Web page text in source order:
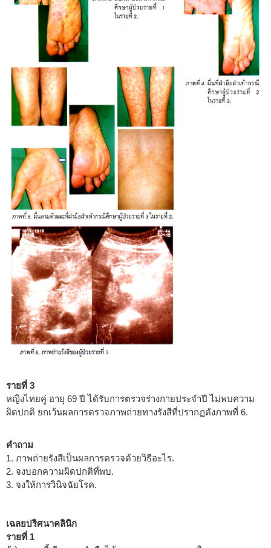
รายที่ 3
หญิงไทยคู่ อายุ 69 ปี ได้รับการตรวจร่างกายประจำปี ไม่พบความ
ผิดปกติ ยกเว้นผลการตรวจภาพถ่ายทางรังสีที่ปรากฏดังภาพที่ 6.
คำถาม
1. ภาพถ่ายรังสีเป็นผลการตรวจด้วยวิธีอะไร.
2. จงบอกความผิดปกติที่พบ.
3. จงให้การวินิจฉัยโรค.
เฉลยปริศนาคลินิก
รายที่ 1